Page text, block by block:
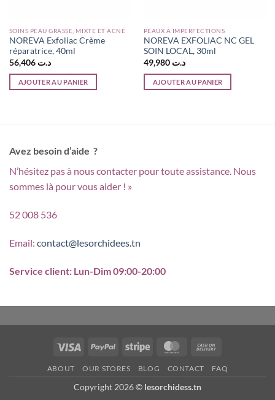
SOINS PEAU GRASSE, MIXTE ET ACNÉ
NOREVA Exfoliac Crème
réparatrice, 40ml
د.ت 56,406
AJOUTER AU PANIER
PEAUX À IMPERFECTIONS
NOREVA EXFOLIAC NC GEL
SOIN LOCAL, 30ml
د.ت 49,980
AJOUTER AU PANIER
Avez besoin d’aide ?
N’hésitez pas à nous contacter pour toute assistance. Nous
sommes là pour vous aider ! »
52 008 536
Email: contact@lesorchidees.tn
Service client: Lun-Dim 09:00-20:00
Visa PayPal Stripe MasterCard
Delivery
ABOUT OUR STORES BLOG CONTACT FAQ
Copyright 2026 © lesorchidess.tn